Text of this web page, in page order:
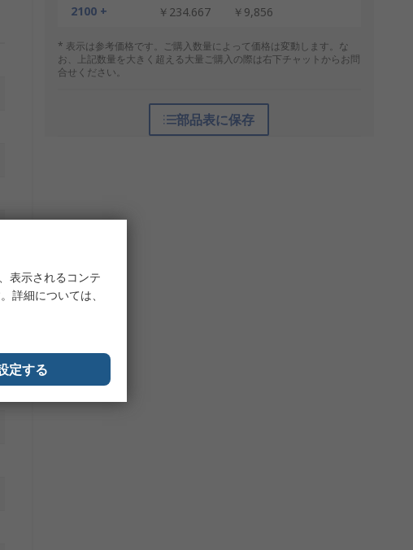
2100 +
￥234.667 ￥9,856
* 表示は参考価格です。ご購入数量によって価格は変動します。な
お、上記数量を大きく超える大量ご購入の際は右下チャットからお問
合せください。
部品表に保存
表示されるコンテ
詳細については、
定する